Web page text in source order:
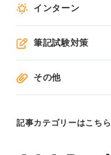
インターン
筆記試験対策
その他
記事カテゴリーはこちら